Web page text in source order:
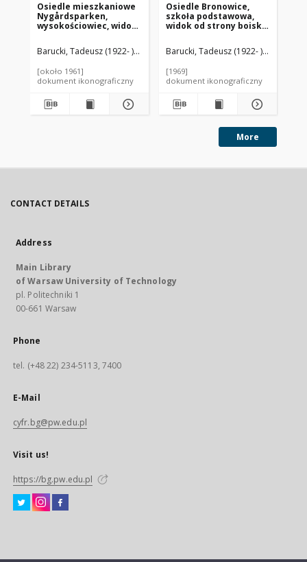
Osiedle mieszkaniowe
Nygårdsparken,
wysokościowiec, widok
Kopenhaga, Dania
Barucki, Tadeusz (1922- ). Fotograf
[około 1961]
dokument ikonograficzny
Osiedle Bronowice,
szkoła podstawowa,
widok od strony boiska
Barucki, Tadeusz (1922- ). Fotograf
[1969]
dokument ikonograficzny
More
CONTACT DETAILS
Address
Main Library
of Warsaw University of Technology
pl. Politechniki 1
00-661 Warsaw
Phone
tel. (+48 22) 234-5113, 7400
E-Mail
cyfr.bg@pw.edu.pl
Visit us!
https://bg.pw.edu.pl